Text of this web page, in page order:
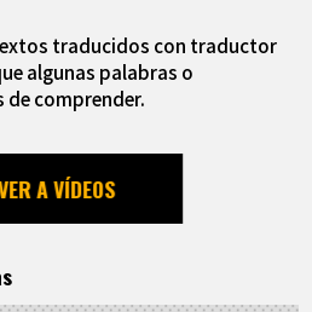
traducidos con traductor
algunas palabras o
de comprender.
A VÍDEOS